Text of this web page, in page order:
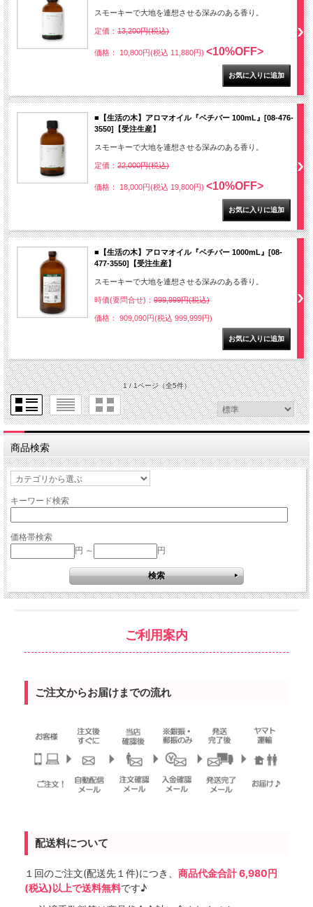
スモーキーで大地を連想させる深みのある香り。
定価： 13,200円(税込)
価格： 10,800円(税込 11,880円) <10%OFF>
■【生活の木】アロマオイル『ベチバー 100mL』[08-476-
3550]【受注生産】
スモーキーで大地を連想させる深みのある香り。
定価： 22,000円(税込)
価格： 18,000円(税込 19,800円) <10%OFF>
■【生活の木】アロマオイル『ベチバー 1000mL』[08-
477-3550]【受注生産】
スモーキーで大地を連想させる深みのある香り。
時価(要問合せ)： 999,999円(税込)
価格： 909,090円(税込 999,999円)
1 / 1ページ（全5件）
商品検索
キーワード検索
価格帯検索
円 ～
円
ご利用案内
ご注文からお届けまでの流れ
配送料について
１回のご注文(配送先１件)につき、 商品代金合計 6,980円
(税込)以上で送料無料です♪